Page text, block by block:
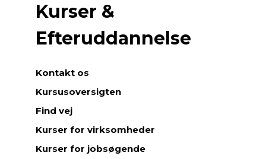
Kurser &
Efteruddannelse
Kontakt os
Kursusoversigten
Find vej
Kurser for virksomheder
Kurser for jobsøgende